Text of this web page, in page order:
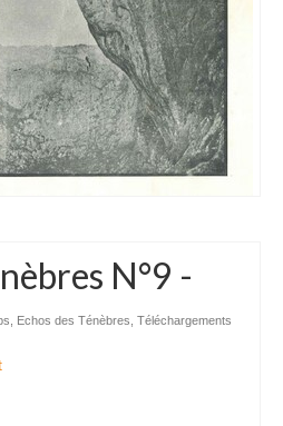
N°9 -
Echos des Ténèbres Téléchargements